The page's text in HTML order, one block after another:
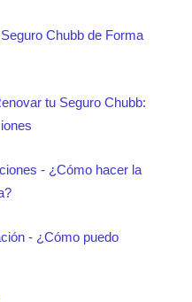
Chubb de Forma
tu Seguro Chubb:
- ¿Cómo hacer la
- ¿Cómo puedo